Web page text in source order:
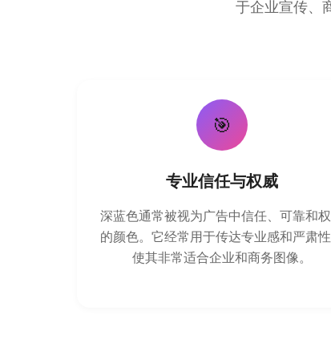
于企业宣传、
🎯
专业信任与权威
深蓝色通常被视为广告中信任、可靠和
的颜色。它经常用于传达专业感和严肃性
使其非常适合企业和商务图像。